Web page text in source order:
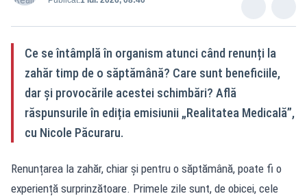
Ce se întâmplă în organism atunci când renunți la
zahăr timp de o săptămână? Care sunt beneficiile,
dar și provocările acestei schimbări? Află
răspunsurile în ediția emisiunii „Realitatea Medicală”,
cu Nicole Păcuraru.
Renunțarea la zahăr, chiar și pentru o săptămână, poate fi o
experiență surprinzătoare. Primele zile sunt, de obicei, cele